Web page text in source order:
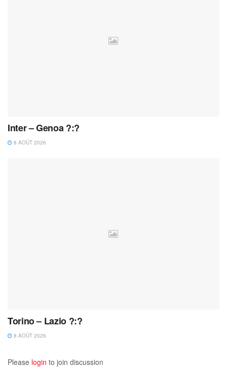
Inter – Genoa ?:?
8 AOÛT 2026
Torino – Lazio ?:?
8 AOÛT 2026
Please login to join discussion